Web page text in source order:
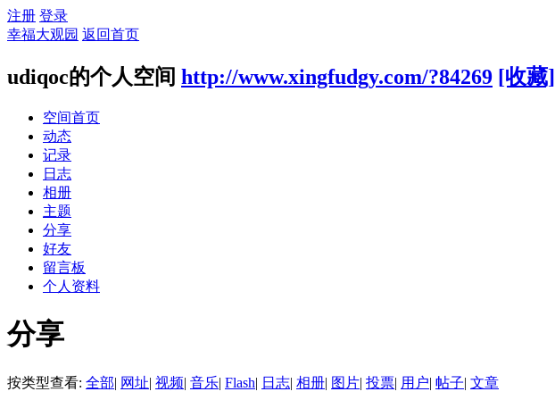
注册 登录
幸福大观园 返回首页
udiqoc的个人空间 http://www.xingfudgy.com/?84269 [收藏]
空间首页
动态
记录
日志
相册
主题
分享
好友
留言板
个人资料
分享
按类型查看: 全部| 网址| 视频| 音乐| Flash| 日志| 相册| 图片| 投票| 用户| 帖子| 文章